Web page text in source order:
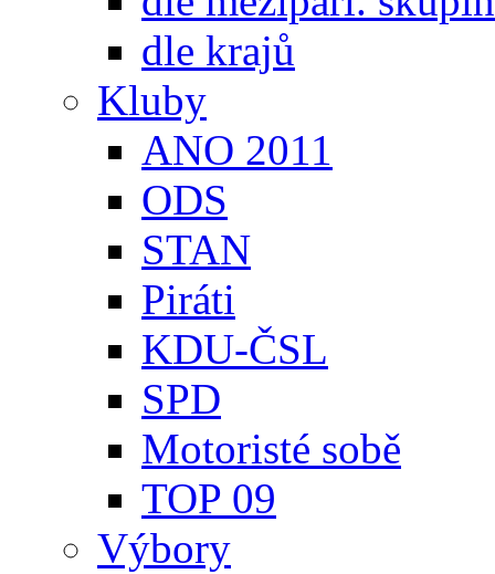
dle krajů
Kluby
ANO 2011
ODS
STAN
Piráti
KDU-ČSL
SPD
Motoristé sobě
TOP 09
Výbory